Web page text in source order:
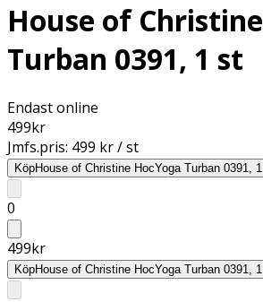
House of
Turban 0391, 1 st
Endast online
499kr
Jmfs.pris: 499 kr / st
KöpHouse of Christine HocYoga Turban 0391,
0
499kr
KöpHouse of Christine HocYoga Turban 0391,